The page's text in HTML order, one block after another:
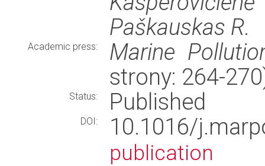
Paškauskas R.
Academic press:
Marine
strony: 264-
Status: Published
DOI: 10.1016/
publication